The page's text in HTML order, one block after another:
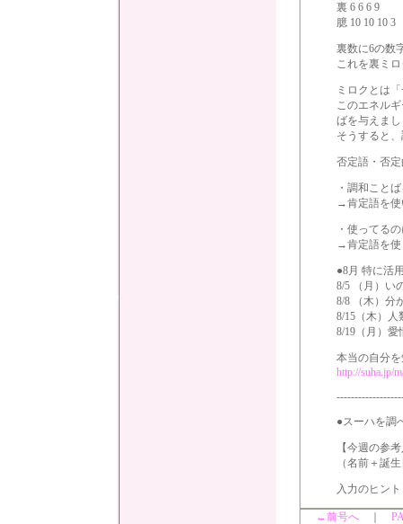
裏 6 6 6 9
臆 10 10 10 3
裏数に6の数
これを裏ミ
ミロクとは
このエネル
ばを与えま
そうすると
否定語・否
・調和こと
→肯定語を使
・使ってる
→肯定語を使
●8月 特に活
8/5 （月）い
8/8 （木）分
8/15（木）人
8/19（月）
本当の自分
http://suha.jp/
●スーハを調
【今週の参
（名前＋誕
入力のヒン
←前号へ